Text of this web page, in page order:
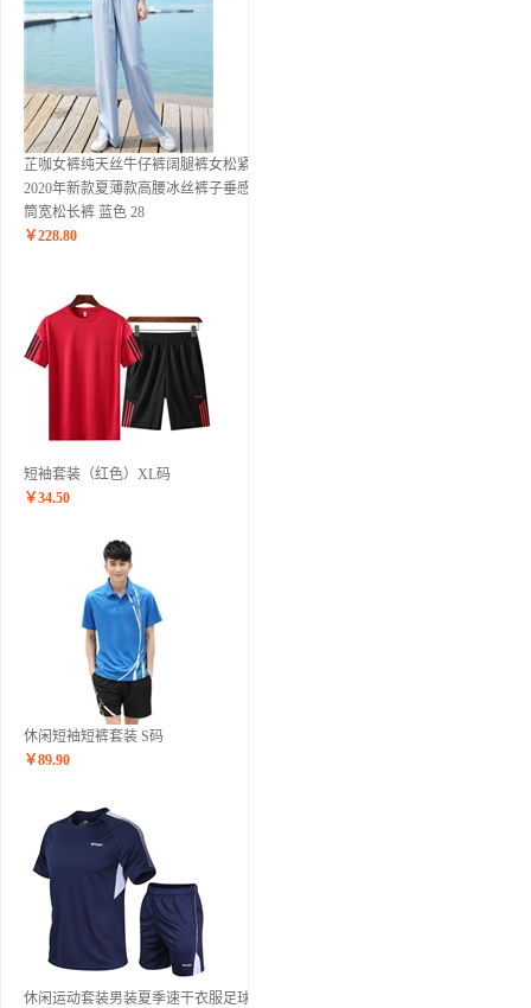
芷咖女裤纯天丝牛仔裤阔腿裤女松紧腰
2020年新款夏薄款高腰冰丝裤子垂感直
筒宽松长裤 蓝色 28
￥228.80
短袖套装（红色）XL码
￥34.50
休闲短袖短裤套装 S码
￥89.90
休闲运动套装男装夏季速干衣服足球训